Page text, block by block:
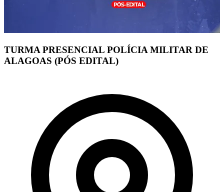
TURMA PRESENCIAL POLÍCIA MILITAR DE
ALAGOAS (PÓS EDITAL)